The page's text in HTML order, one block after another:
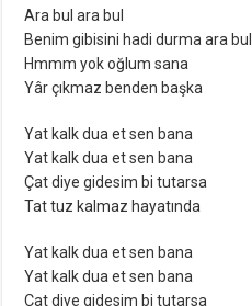
Ara bul ara bul
Benim gibisini hadi durma ara bul
Hmmm yok oğlum sana
Yâr çıkmaz benden başka
Yat kalk dua et sen bana
Yat kalk dua et sen bana
Çat diye gidesim bi tutarsa
Tat tuz kalmaz hayatında
Yat kalk dua et sen bana
Yat kalk dua et sen bana
Çat diye gidesim bi tutarsa